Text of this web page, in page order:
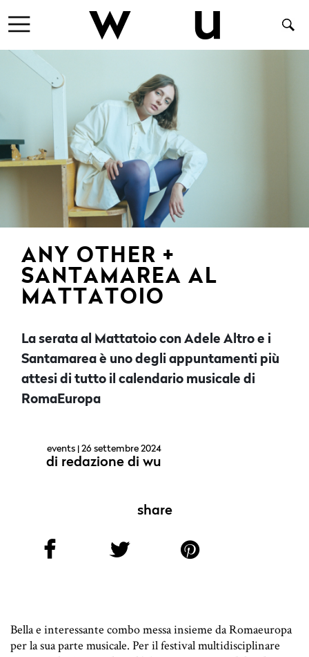
ANY OTHER +
SANTAMAREA AL
MATTATOIO
La serata al Mattatoio con Adele Altro e i
Santamarea è uno degli appuntamenti più
attesi di tutto il calendario musicale di
RomaEuropa
events| 26 settembre 2024
di redazione di wu
share
Bella e interessante combo messa insieme da Romaeuropa
per la sua parte musicale. Per il festival multidisciplinare